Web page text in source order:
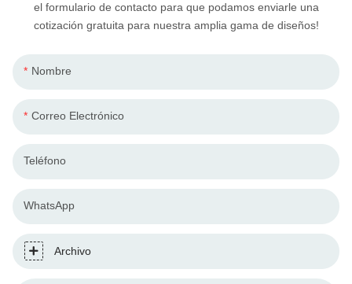
el formulario de contacto para que podamos enviarle una
cotización gratuita para nuestra amplia gama de diseños!
Nombre
Correo Electrónico
Teléfono
WhatsApp
Archivo